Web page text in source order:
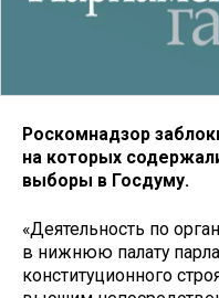
Роскомнадзор
на которых
выборы в Госдуму.
«Деятельность по
в нижнюю палату
конституционного